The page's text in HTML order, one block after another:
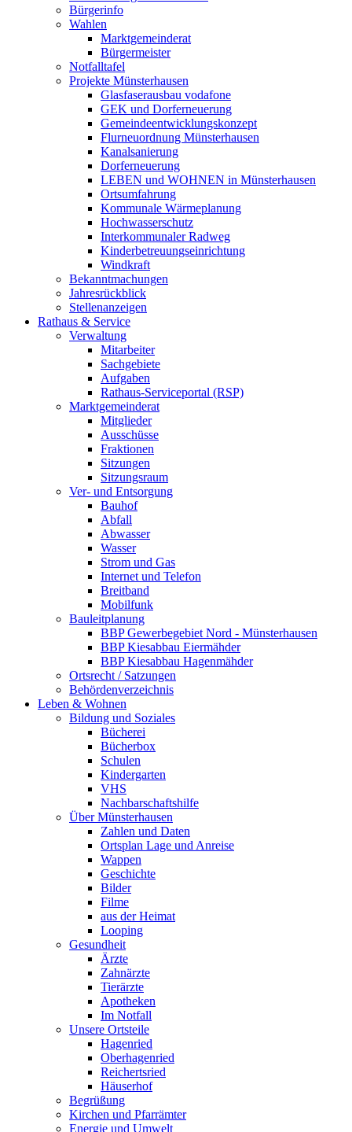
Bürgerinfo
Wahlen
Marktgemeinderat
Bürgermeister
Notfalltafel
Projekte Münsterhausen
Glasfaserausbau vodafone
GEK und Dorferneuerung
Gemeindeentwicklungskonzept
Flurneuordnung Münsterhausen
Kanalsanierung
Dorferneuerung
LEBEN und WOHNEN in Münsterhausen
Ortsumfahrung
Kommunale Wärmeplanung
Hochwasserschutz
Interkommunaler Radweg
Kinderbetreuungseinrichtung
Windkraft
Bekanntmachungen
Jahresrückblick
Stellenanzeigen
Rathaus & Service
Verwaltung
Mitarbeiter
Sachgebiete
Aufgaben
Rathaus-Serviceportal (RSP)
Marktgemeinderat
Mitglieder
Ausschüsse
Fraktionen
Sitzungen
Sitzungsraum
Ver- und Entsorgung
Bauhof
Abfall
Abwasser
Wasser
Strom und Gas
Internet und Telefon
Breitband
Mobilfunk
Bauleitplanung
BBP Gewerbegebiet Nord - Münsterhausen
BBP Kiesabbau Eiermähder
BBP Kiesabbau Hagenmähder
Ortsrecht / Satzungen
Behördenverzeichnis
Leben & Wohnen
Bildung und Soziales
Bücherei
Bücherbox
Schulen
Kindergarten
VHS
Nachbarschaftshilfe
Über Münsterhausen
Zahlen und Daten
Ortsplan Lage und Anreise
Wappen
Geschichte
Bilder
Filme
aus der Heimat
Looping
Gesundheit
Ärzte
Zahnärzte
Tierärzte
Apotheken
Im Notfall
Unsere Ortsteile
Hagenried
Oberhagenried
Reichertsried
Häuserhof
Begrüßung
Kirchen und Pfarrämter
Energie und Umwelt